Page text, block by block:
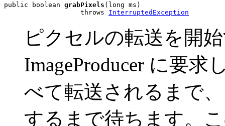
public boolean grabPixels (long ms)
                   throws
InterruptedException
ピクセルの転送を開
ImageProducer に要
べて転送されるまで
するまで待ちます。